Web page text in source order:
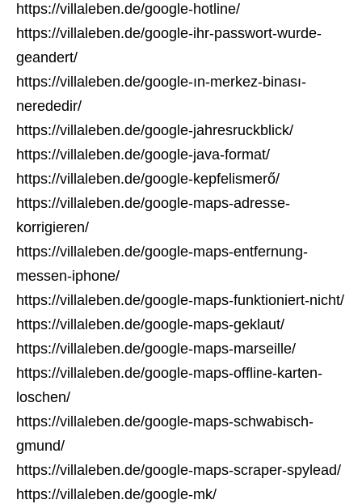
https://villaleben.de/google-hotline/
https://villaleben.de/google-ihr-passwort-wurde-
geandert/
https://villaleben.de/google-ın-merkez-binası-
nerededir/
https://villaleben.de/google-jahresruckblick/
https://villaleben.de/google-java-format/
https://villaleben.de/google-kepfelismerő/
https://villaleben.de/google-maps-adresse-
korrigieren/
https://villaleben.de/google-maps-entfernung-
messen-iphone/
https://villaleben.de/google-maps-funktioniert-nicht/
https://villaleben.de/google-maps-geklaut/
https://villaleben.de/google-maps-marseille/
https://villaleben.de/google-maps-offline-karten-
loschen/
https://villaleben.de/google-maps-schwabisch-
gmund/
https://villaleben.de/google-maps-scraper-spylead/
https://villaleben.de/google-mk/